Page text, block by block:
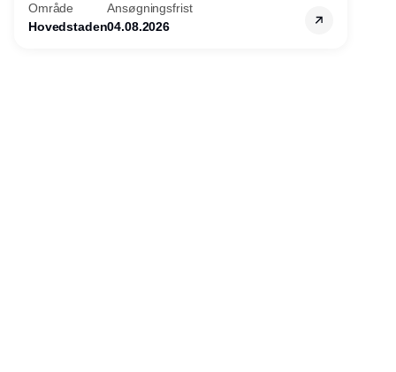
virksomheder?
Område
Hovedstaden
Ansøgningsfrist
04.08.2026